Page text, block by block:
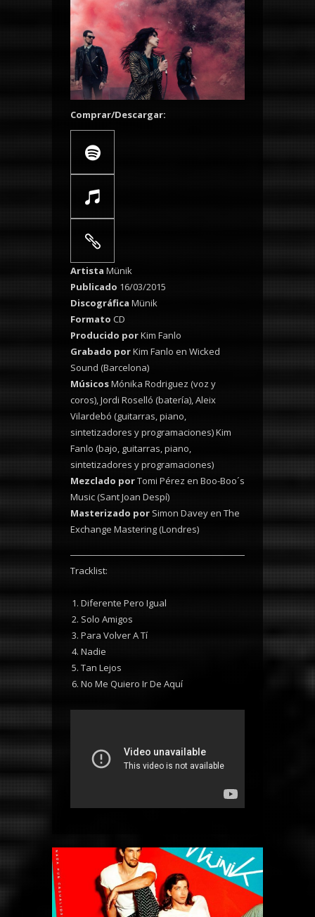
Comprar/Descargar:
Artista Münik
Publicado 16/03/2015
Discográfica Münik
Formato CD
Producido porKim Fanlo
Grabado porKim Fanlo en Wicked
Sound (Barcelona)
MúsicosMónika Rodriguez (voz y
coros), Jordi Roselló (batería), Aleix
Vilardebó (guitarras, piano,
sintetizadores y programaciones) Kim
Fanlo (bajo, guitarras, piano,
sintetizadores y programaciones)
Mezclado porTomi Pérez en Boo-Boo´s
Music (Sant Joan Despí)
Masterizado por Simon Davey en The
Exchange Mastering (Londres)
Tracklist:
Diferente Pero Igual
Solo Amigos
Para Volver A Tí
Nadie
Tan Lejos
No Me Quiero Ir De Aquí